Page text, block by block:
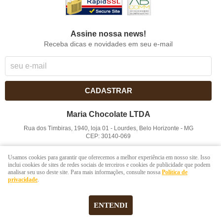
Assine nossa news!
Receba dicas e novidades em seu e-mail
CADASTRAR
Maria Chocolate LTDA
Rua dos Timbiras, 1940, loja 01 - Lourdes, Belo Horizonte - MG
CEP: 30140-069
LOJA VIRTUAL CRIADA POR
Usamos cookies para garantir que oferecemos a melhor experiência em nosso site. Isso
inclui cookies de sites de redes sociais de terceiros e cookies de publicidade que podem
analisar seu uso deste site. Para mais informações, consulte nossa Política de
privacidade.
ENTENDI